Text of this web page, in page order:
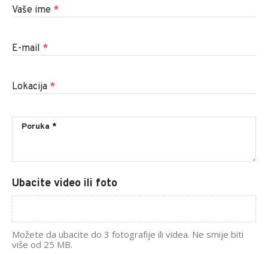
Vaše ime *
E-mail *
Lokacija *
Ubacite video ili foto
Možete da ubacite do 3 fotografije ili videa. Ne smije biti
više od 25 MB.